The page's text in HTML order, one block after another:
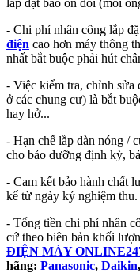
- Chi phí nhân công lắp
điện cao hơn máy thông
nhất bắt buộc phải hút
- Việc kiểm tra, chỉnh sửa
ở các chung cư) là bắt
hay hở...
- Hạn chế lắp dàn nóng /
cho bảo dưỡng định kỳ,
- Cam kết bảo hành chất
kể từ ngày ký nghiệm thu.
- Tổng tiền chi phí nhân
cứ theo biên bản khối
ĐIỆN MÁY
hãng: Panasonic, Daikin,